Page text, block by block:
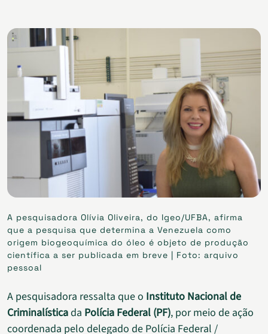
A pesquisadora Olívia Oliveira, do Igeo/UFBA, afirma
que a pesquisa que determina a Venezuela como
origem biogeoquímica do óleo é objeto de produção
científica a ser publicada em breve | Foto: arquivo
pessoal
A pesquisadora ressalta que o Instituto Nacional de
Criminalísticada Polícia Federal (PF), por meio de ação
coordenada pelo delegado de Polícia Federal /